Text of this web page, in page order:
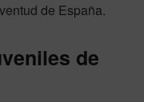
de España.
de